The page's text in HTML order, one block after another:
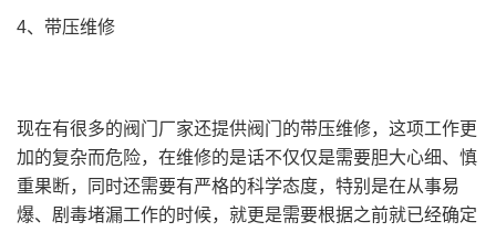
4、带压维修
现在有很多的阀门厂家还提供阀门的带压维修，这项工作更
加的复杂而危险，在维修的是话不仅仅是需要胆大心细、慎
重果断，同时还需要有严格的科学态度，特别是在从事易
爆、剧毒堵漏工作的时候，就更是需要根据之前就已经确定